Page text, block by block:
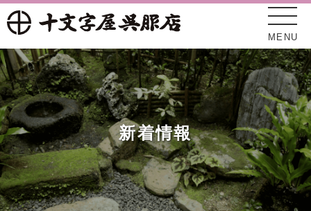
MENU
新着情報
十文字屋について
新着情報